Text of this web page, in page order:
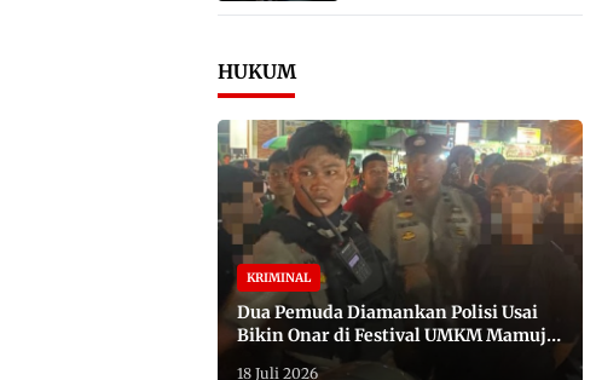
HUKUM
KRIMINAL
Dua Pemuda Diamankan Polisi Usai
Bikin Onar di Festival UMKM Mamuju,
Satu Bawa Badik
18 Juli 2026